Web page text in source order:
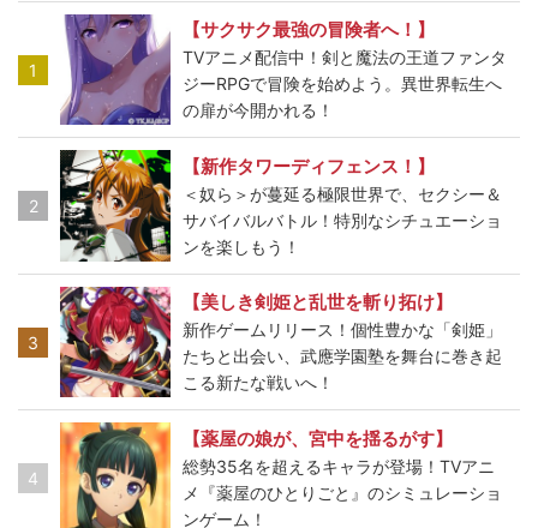
1
【サクサク最強の冒険者へ！】
TVアニメ配信中！剣と魔法の王道ファンタ
ジーRPGで冒険を始めよう。異世界転生へ
の扉が今開かれる！
2
【新作タワーディフェンス！】
＜奴ら＞が蔓延る極限世界で、セクシー＆
サバイバルバトル！特別なシチュエーショ
ンを楽しもう！
3
【美しき剣姫と乱世を斬り拓け】
新作ゲームリリース！個性豊かな「剣姫」
たちと出会い、武應学園塾を舞台に巻き起
こる新たな戦いへ！
4
【薬屋の娘が、宮中を揺るがす】
総勢35名を超えるキャラが登場！TVアニ
メ『薬屋のひとりごと』のシミュレーショ
ンゲーム！